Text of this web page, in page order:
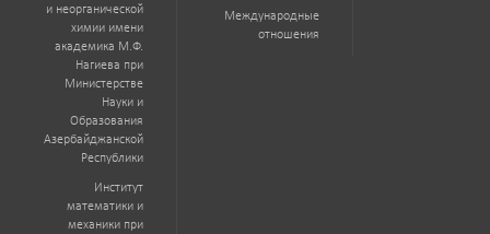
и неорганической
химии имени
академика М.Ф.
Нагиева при
Министерстве
Науки и
Образования
Азербайджанской
Республики
Институт
математики и
механики при
Международные
отношения